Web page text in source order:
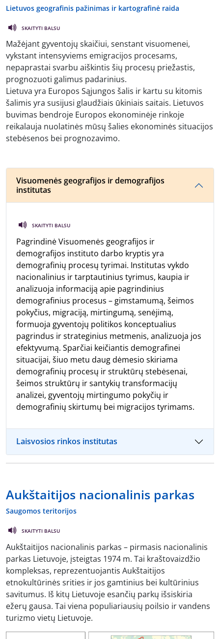
Lietuvos geografinis pažinimas ir kartografinė raida
SKAITYTI BALSU
Mažėjant gyventojų skaičiui, senstant visuomenei,
vykstant intensyviems emigracijos procesams,
nepaprastai svarbu aiškintis šių procesų priežastis,
prognozuoti galimus padarinius.
Lietuva yra Europos Sąjungos šalis ir kartu su kitomis
šalimis yra susijusi glaudžiais ūkiniais saitais. Lietuvos
buvimas bendroje Europos ekonominėje rinkoje
reikalauja nuolatinės mūsų šalies ekonominės situacijos
stebėsenos bei prognozavimo.
Visuomenės geografijos ir demografijos
institutas
SKAITYTI BALSU
Pagrindinė Visuomenės geografijos ir
demografijos instituto darbo kryptis yra
demografinių procesų tyrimai. Institutas vykdo
nacionalinius ir tarptautinius tyrimus, kaupia ir
analizuoja informaciją apie pagrindinius
demografinius procesus – gimstamumą, šeimos
pokyčius, migraciją, mirtingumą, senėjimą,
formuoja gyventojų politikos konceptualius
pagrindus ir strateginius metmenis, analizuoja jos
efektyvumą. Sparčiai keičiantis demografinei
situacijai, šiuo metu daug dėmesio skiriama
demografinių procesų ir struktūrų stebėsenai,
šeimos struktūrų ir santykių transformacijų
analizei, gyventojų mirtingumo pokyčių ir
demografinių skirtumų bei migracijos tyrimams.
Laisvosios rinkos institutas
Aukštaitijos nacionalinis parkas
Saugomos teritorijos
SKAITYTI BALSU
Aukštaitijos nacionalinis parkas – pirmasis nacionalinis
parkas Lietuvoje, įsteigtas 1974 m. Tai kraštovaizdžio
kompleksas, reprezentuojantis Aukštaitijos
etnokultūrinės srities ir jos gamtinius bei kultūrinius
savitumus. Iš kitų Lietuvoje esančių parkų išsiskiria
ežerų gausa. Tai viena populiariausių poilsio ir vandens
turizmo vietų Lietuvoje.